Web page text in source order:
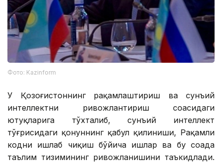
Фото: Kazinform
У Қозоғистоннинг рақамлаштириш ва сунъий
интеллектни ривожлантириш соҳасидаги
ютуқларига тўхталиб, сунъий интеллект
тўғрисидаги қонуннинг қабул қилиниши, Рақамли
кодни ишлаб чиқиш бўйича ишлар ва бу соҳада
таълим тизимининг ривожланишини таъкидлади.